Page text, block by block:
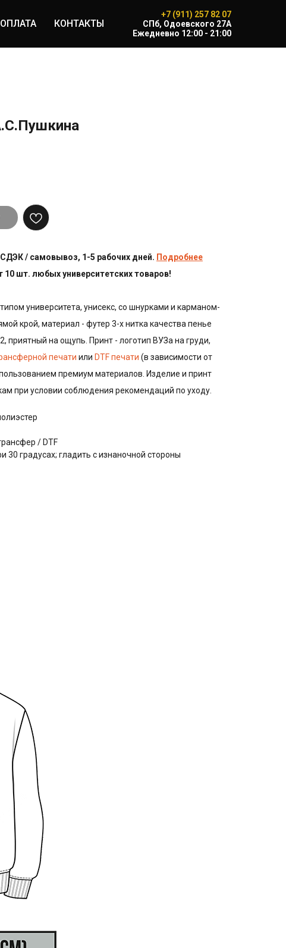
КОНТАКТЫ
+7 (911) 257 82 07
CПб, Одоевского 27А
Ежедневно 12:00 - 21:00
/ самовывоз, 1-5 рабочих дней. Подробнее
10 шт. любых университетских товаров!
университета, унисекс, со шнурками и карманом-
крой, материал - футер 3-х нитка качества пенье
приятный на ощупь. Принт - логотип ВУЗа на груди,
печати или DTF печати (в зависимости от
премиум материалов. Изделие и принт
при условии соблюдения рекомендаций по уходу.
/ DTF
30 градусах; гладить с изнаночной стороны